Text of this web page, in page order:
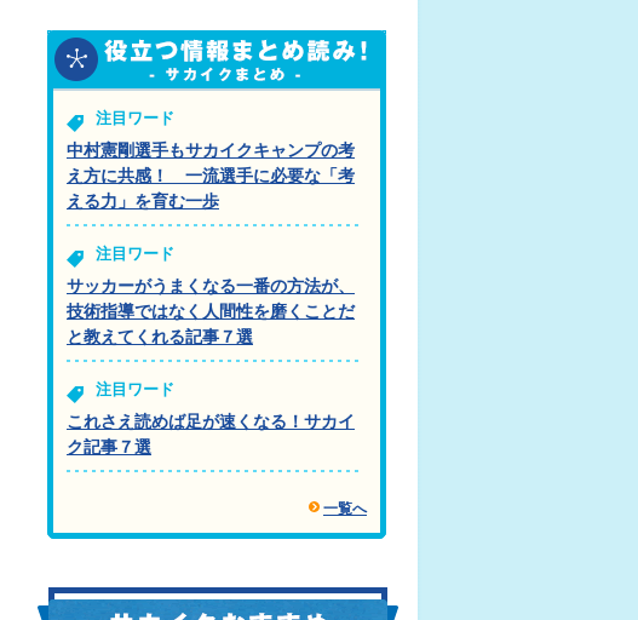
注目ワード
中村憲剛選手もサカイクキャンプの考
え方に共感！ 一流選手に必要な「考
える力」を育む一歩
注目ワード
サッカーがうまくなる一番の方法が、
技術指導ではなく人間性を磨くことだ
と教えてくれる記事７選
注目ワード
これさえ読めば足が速くなる！サカイ
ク記事７選
一覧へ